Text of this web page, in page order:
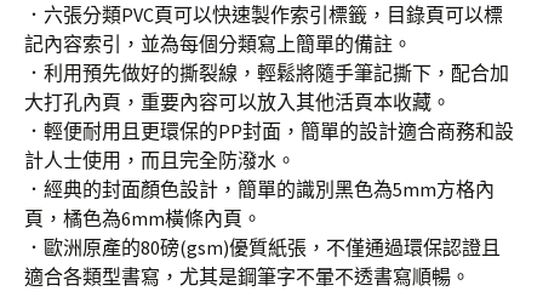
．六張分類PVC頁可以快速製作索引標籤，目錄頁可以標
記內容索引，並為每個分類寫上簡單的備註。
．利用預先做好的撕裂線，輕鬆將隨手筆記撕下，配合加
大打孔內頁，重要內容可以放入其他活頁本收藏。
．輕便耐用且更環保的PP封面，簡單的設計適合商務和設
計人士使用，而且完全防潑水。
．經典的封面顏色設計，簡單的識別黑色為5mm方格內
頁，橘色為6mm橫條內頁。
．歐洲原產的80磅(gsm)優質紙張，不僅通過環保認證且
適合各類型書寫，尤其是鋼筆字不暈不透書寫順暢。